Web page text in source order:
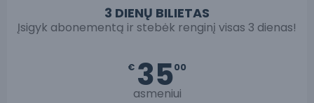
3 DIENŲ BILIETAS
Įsigyk abonementą ir stebėk renginį visas 3 dienas!
€ 3500
asmeniui